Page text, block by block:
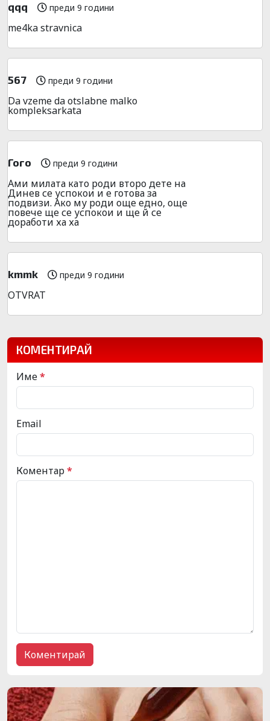
qqq преди 9 години
me4ka stravnica
567 преди 9 години
Da vzeme da otslabne malko
kompleksarkata
Гого преди 9 години
Ами милата като роди второ дете на
Динев се успокои и е готова за
подвизи. Ако му роди още едно, още
повече ще се успокои и ще й се
доработи ха ха
kmmk преди 9 години
OTVRAT
КОМЕНТИРАЙ
Име*
Email
Коментар*